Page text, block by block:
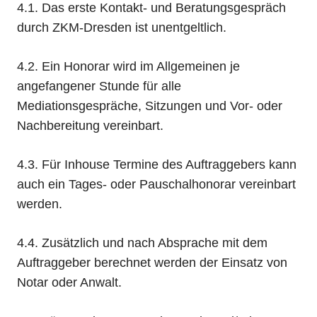
4.1. Das erste Kontakt- und Beratungsgespräch
durch ZKM-Dresden ist unentgeltlich.
4.2. Ein Honorar wird im Allgemeinen je
angefangener Stunde für alle
Mediationsgespräche, Sitzungen und Vor- oder
Nachbereitung vereinbart.
4.3. Für Inhouse Termine des Auftraggebers kann
auch ein Tages- oder Pauschalhonorar vereinbart
werden.
4.4. Zusätzlich und nach Absprache mit dem
Auftraggeber berechnet werden der Einsatz von
Notar oder Anwalt.